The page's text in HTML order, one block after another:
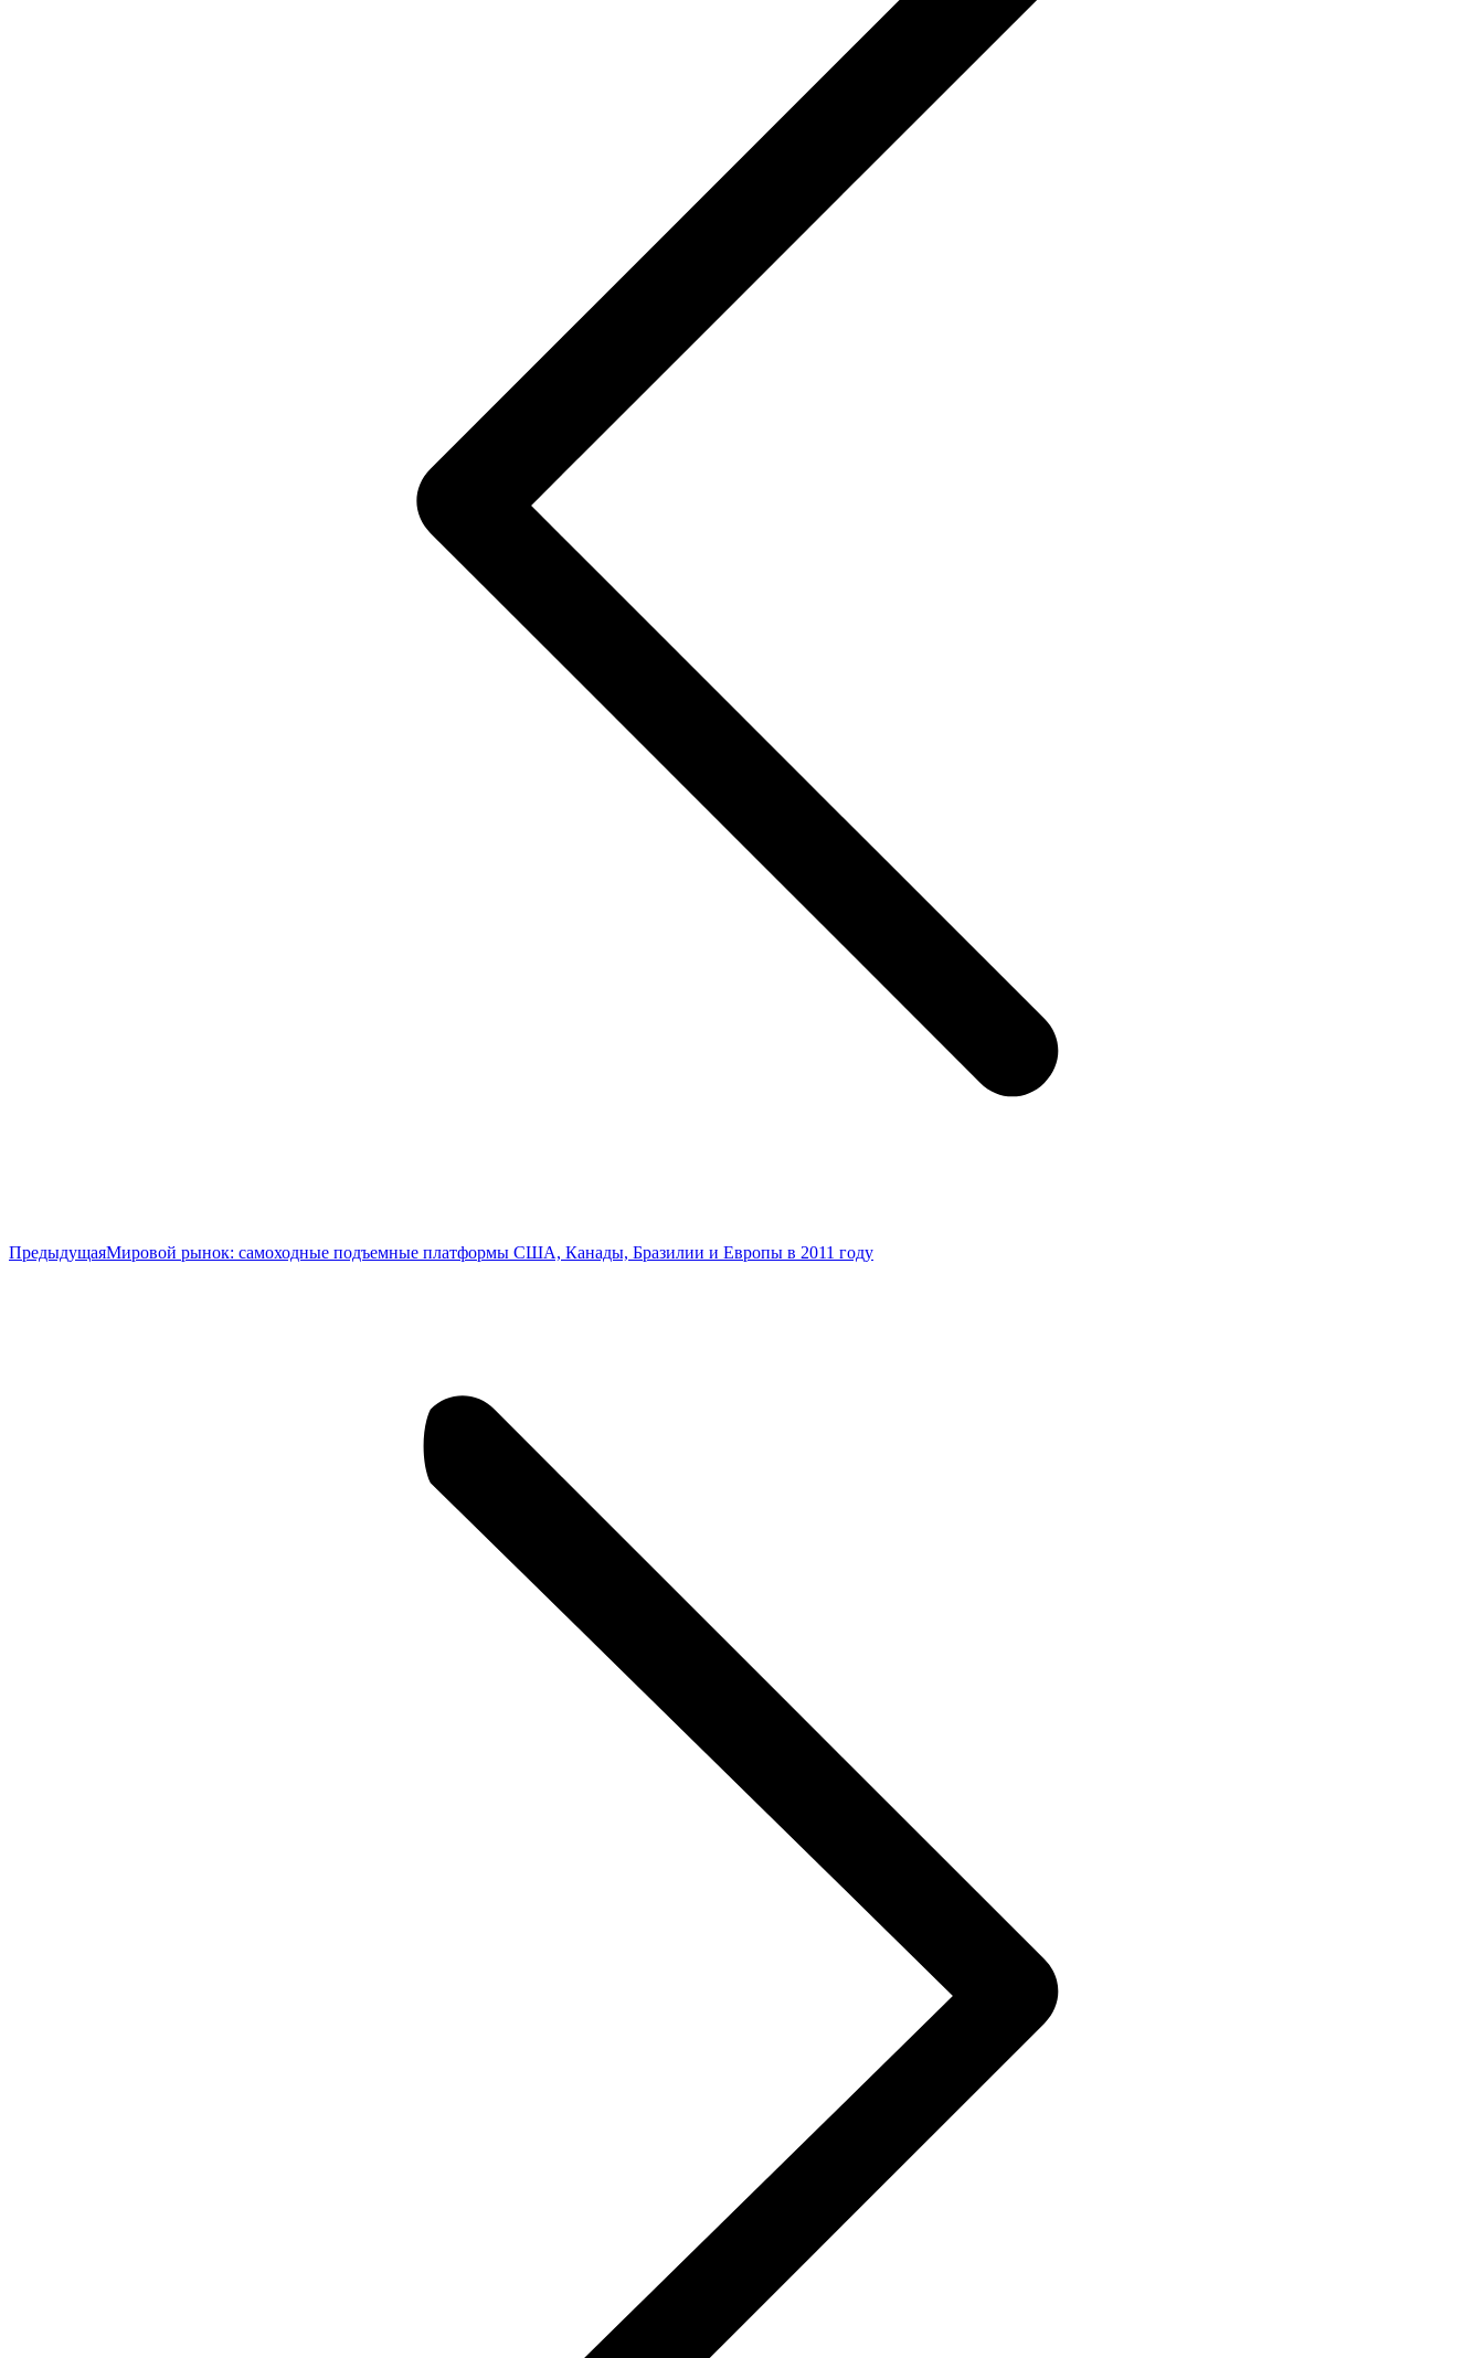
ПредыдущаяПредыдущая
Мировой рынок: самоходные подъемные платформы США, Канады, Бразилии и Европы в 2011 году